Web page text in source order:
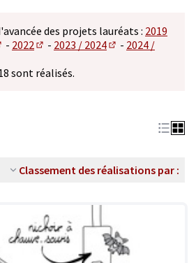
des projets lauréats : 2019
onglet)
un nouvel onglet)
(S'ouvre dans un nouvel onglet)
- 2022
(S'ouvre dans un nouvel onglet)
- 2023 / 2024
(S'ouvre dans un
- 2024 /
nouvel onglet)
sont réalisés.
Classement des réalisations par :